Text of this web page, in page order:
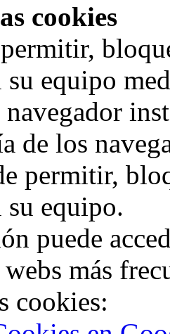
cookies
su equipo
de los
permitir,
su equipo.
puede
más
cookies: